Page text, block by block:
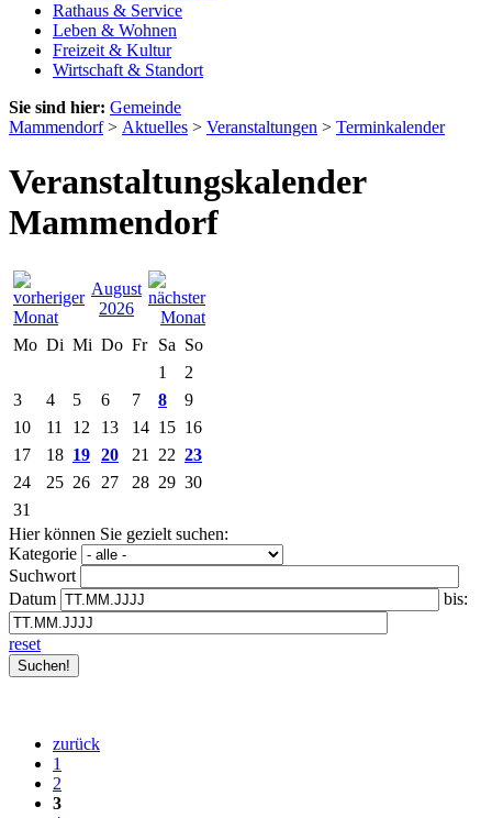
Rathaus & Service
Leben & Wohnen
Freizeit & Kultur
Wirtschaft & Standort
Sie sind hier: Gemeinde
Mammendorf> Aktuelles > Veranstaltungen > Terminkalender
Veranstaltungskalender
Mammendorf
August
2026
Mo Di Mi Do Fr Sa So
1
2
3
4 5 6 7 8
9
10
11 12 13 14 15 16
17
18 19 20 21 22 23
24
25 26 27 28 29 30
31
Hier können Sie gezielt suchen:
Kategorie
Suchwort
Datum
bis:
reset
zurück
1
2
3